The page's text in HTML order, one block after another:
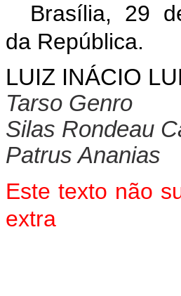
Brasília, 29
da República.
LUIZ INÁCIO
Tarso Genro
Silas Rondeau
Patrus Ananias
Este texto não
extra